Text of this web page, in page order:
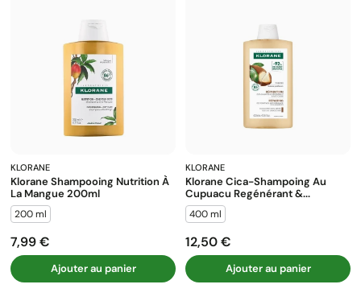
KLORANE
Klorane Shampooing Nutrition À
La Mangue 200ml
200 ml
Prix
7,99 €
Ajouter au panier
KLORANE
Klorane Cica-Shampoing Au
Cupuacu Regénérant &...
400 ml
Prix
12,50 €
Ajouter au panier